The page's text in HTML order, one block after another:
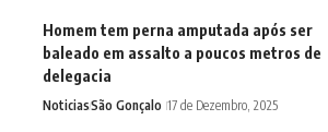
Homem tem perna amputada após ser
baleado em assalto a poucos metros de
delegacia
NoticiasSão Gonçalo 17 de Dezembro, 2025